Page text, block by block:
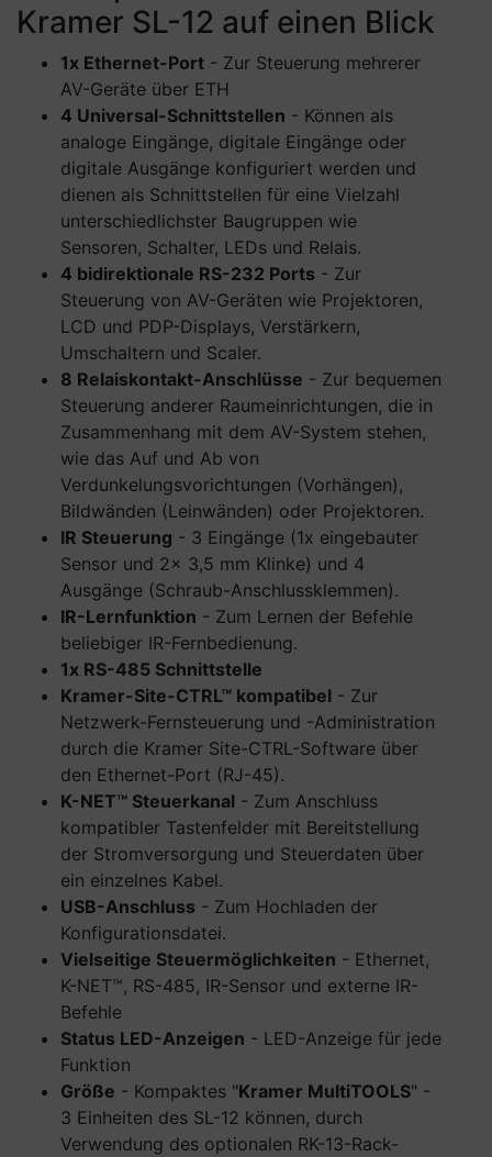
Kramer SL-12 auf einen Blick
1x Ethernet-Port - Zur Steuerung mehrerer
AV-Geräte über ETH
4 Universal-Schnittstellen - Können als
analoge Eingänge, digitale Eingänge oder
digitale Ausgänge konfiguriert werden und
dienen als Schnittstellen für eine Vielzahl
unterschiedlichster Baugruppen wie
Sensoren, Schalter, LEDs und Relais.
4 bidirektionale RS-232 Ports - Zur
Steuerung von AV-Geräten wie Projektoren,
LCD und PDP-Displays, Verstärkern,
Umschaltern und Scaler.
8 Relaiskontakt-Anschlüsse - Zur bequemen
Steuerung anderer Raumeinrichtungen, die in
Zusammenhang mit dem AV-System stehen,
wie das Auf und Ab von
Verdunkelungsvorichtungen (Vorhängen),
Bildwänden (Leinwänden) oder Projektoren.
IR Steuerung - 3 Eingänge (1x eingebauter
Sensor und 2x 3,5 mm Klinke) und 4
Ausgänge (Schraub-Anschlussklemmen).
IR-Lernfunktion - Zum Lernen der Befehle
beliebiger IR-Fernbedienung.
1x RS-485 Schnittstelle
Kramer-Site-CTRL™ kompatibel - Zur
Netzwerk-Fernsteuerung und -Administration
durch die Kramer Site-CTRL-Software über
den Ethernet-Port (RJ-45).
K-NET™ Steuerkanal - Zum Anschluss
kompatibler Tastenfelder mit Bereitstellung
der Stromversorgung und Steuerdaten über
ein einzelnes Kabel.
USB-Anschluss - Zum Hochladen der
Konfigurationsdatei.
Vielseitige Steuermöglichkeiten - Ethernet,
K-NET™, RS-485, IR-Sensor und externe IR-
Befehle
Status LED-Anzeigen - LED-Anzeige für jede
Funktion
Größe - Kompaktes "Kramer MultiTOOLS" -
3 Einheiten des SL-12 können, durch
Verwendung des optionalen RK-13-Rack-